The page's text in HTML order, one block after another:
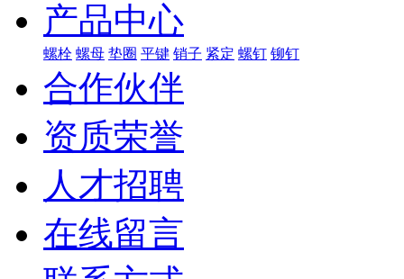
产品中心
螺栓 螺母 垫圈 平键 销子 紧定 螺钉 铆钉
合作伙伴
资质荣誉
人才招聘
在线留言